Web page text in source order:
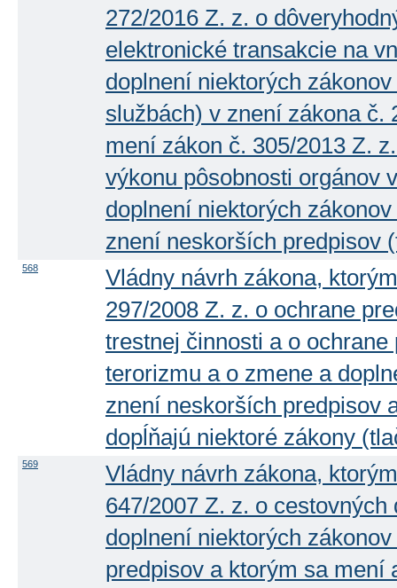
272/2016 Z. z. o
elektronické transakcie na
doplnení niektorých
službách) v znení zákona č.
mení zákon č. 305/2013 Z.
výkonu pôsobnosti orgánov
doplnení niektorých
znení neskorších predpisov
568
Vládny návrh zákona,
297/2008 Z. z. o ochrane
trestnej činnosti a o
terorizmu a o zmene a
znení neskorších predpisov
dopĺňajú niektoré zákony
569
Vládny návrh zákona,
647/2007 Z. z. o
doplnení niektorých
predpisov a ktorým sa mení